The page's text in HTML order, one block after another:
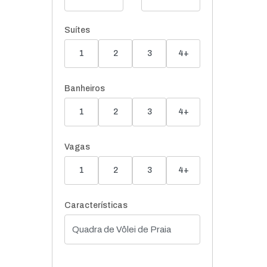
Suítes
1 2 3 4+
Banheiros
1 2 3 4+
Vagas
1 2 3 4+
Características